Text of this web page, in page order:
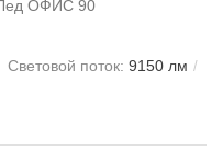
Световой поток: 9150 лм